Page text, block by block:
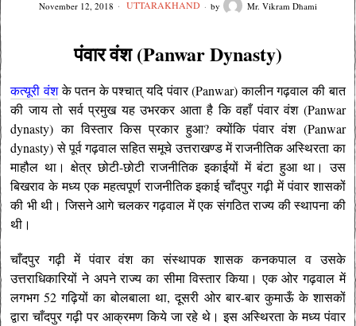
November 12, 2018 UTTARAKHAND by Mr. Vikram Dhami
पंवार वंश (Panwar Dynasty)
कत्यूरी वंशके पतन के पश्चात् यदि पंवार (Panwar) कालीन गढ़वाल की बात
की जाय तो सर्व प्रमुख यह उभरकर आता है कि वहाँ पंवार वंश (Panwar
dynasty) का विस्तार किस प्रकार हुआ? क्योंकि पंवार वंश (Panwar
dynasty) से पूर्व गढ़वाल सहित समूचे उत्तराखण्ड में राजनीतिक अस्थिरता का
माहौल था। क्षेत्र छोटी-छोटी राजनीतिक इकाईयों में बंटा हुआ था। उस
बिखराव के मध्य एक महत्वपूर्ण राजनीतिक इकाई चाँदपुर गढ़ी में पंवार शासकों
की भी थी। जिसने आगे चलकर गढ़वाल में एक संगठित राज्य की स्थापना की
थी।
चाँदपुर गढ़ी में पंवार वंश का संस्थापक शासक कनकपाल व उसके
उत्तराधिकारियों ने अपने राज्य का सीमा विस्तार किया। एक ओर गढ़वाल में
लगभग 52 गढ़ियों का बोलबाला था, दूसरी ओर बार-बार कुमाऊँ के शासकों
द्वारा चाँदपुर गढ़ी पर आक्रमण किये जा रहे थे। इस अस्थिरता के मध्य पंवार